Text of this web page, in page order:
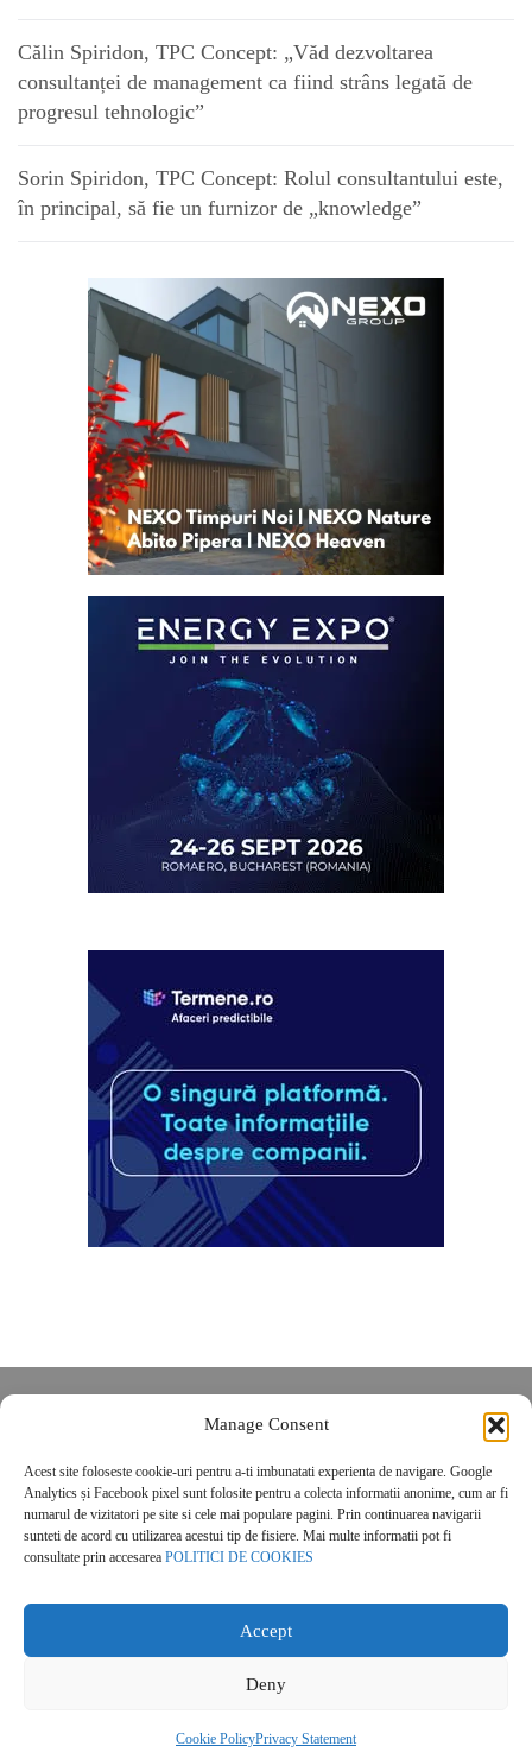
Manage Consent
Acest site foloseste cookie-uri pentru a-ti imbunatati experienta de navigare. Google
Analytics și Facebook pixel sunt folosite pentru a colecta informatii anonime, cum ar fi
numarul de vizitatori pe site si cele mai populare pagini. Prin continuarea navigarii
sunteti de acord cu utilizarea acestui tip de fisiere. Mai multe informatii pot fi
consultate prin accesarea POLITICI DE COOKIES
Accept
Deny
Cookie PolicyPrivacy Statement
Călin Spiridon, TPC Concept: „Văd dezvoltarea
consultanței de management ca fiind strâns legată de
progresul tehnologic”
Sorin Spiridon, TPC Concept: Rolul consultantului este,
în principal, să fie un furnizor de „knowledge”
POLITICĂ DE CONFIDENȚIALITATE
Politica de cookies
© 2026 Real Estate Magazine. All Rights Reserved.